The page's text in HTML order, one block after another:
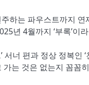
하는 파우스트까지
년 4월까지 ‘부록’이
’서너 편과 정상 정복인 ‘
는 것은 없는지 꼼꼼